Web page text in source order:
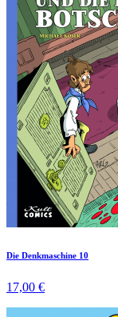
Die Denkmaschine 10
17,00 €